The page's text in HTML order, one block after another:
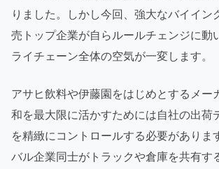
りました。しかし今回、強大なバイイン
売トップ企業が自らルールチェンジに動
ライチェーン全体の空気が一変します。
アサヒ飲料や伊藤園をはじめとするメー
和を最大限に活かすためには自社の出荷
を精緻にコントロールする必要がありま
バル企業同士がトラックや倉庫を共有す